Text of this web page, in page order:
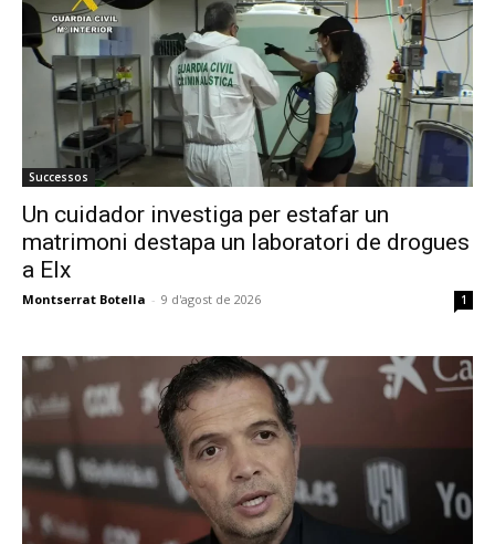
Successos
Un cuidador investiga per estafar un
matrimoni destapa un laboratori de drogues
a Elx
Montserrat Botella - 9 d'agost de 2026 1